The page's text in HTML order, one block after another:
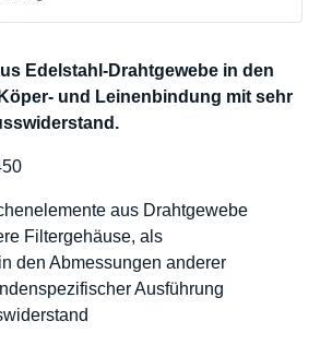
Edelstahl-Drahtgewebe in den
und Leinenbindung mit sehr
aus Drahtgewebe
Filtergehäuse, als
den Abmessungen anderer
Ausführung